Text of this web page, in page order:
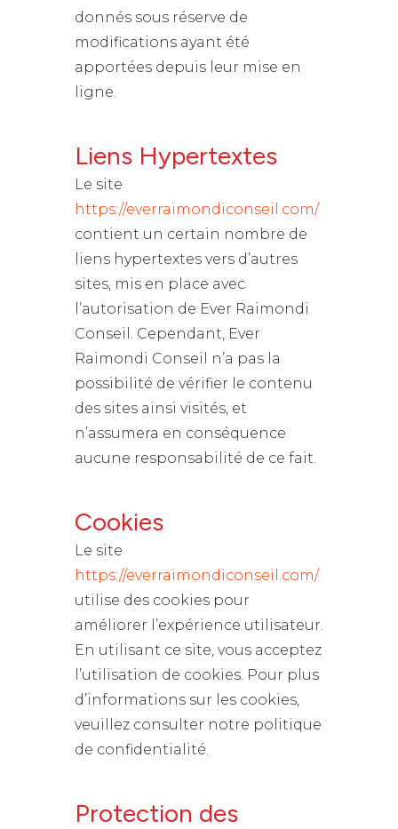
donnés sous réserve de
modifications ayant été
apportées depuis leur mise en
ligne.
Liens Hypertextes
Le site
https://everraimondiconseil.com/
contient un certain nombre de
liens hypertextes vers d’autres
sites, mis en place avec
l’autorisation de Ever Raimondi
Conseil. Cependant, Ever
Raimondi Conseil n’a pas la
possibilité de vérifier le contenu
des sites ainsi visités, et
n’assumera en conséquence
aucune responsabilité de ce fait.
Cookies
Le site
https://everraimondiconseil.com/
utilise des cookies pour
améliorer l’expérience utilisateur.
En utilisant ce site, vous acceptez
l’utilisation de cookies. Pour plus
d’informations sur les cookies,
veuillez consulter notre politique
de confidentialité.
Protection des